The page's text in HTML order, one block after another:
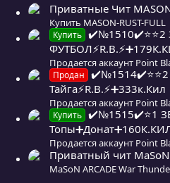
Приватные Чит
Купить MASON-RUST-FULL
Купить
Продается аккаунт Point
Продан
Тайга⚡R.B.⚡➕333к.Кил
Продается аккаунт Point
Купить ✔️№1515✔️⭐️1
Продается аккаунт Point
Приватный чит MaSoN
MaSoN ARCADE War